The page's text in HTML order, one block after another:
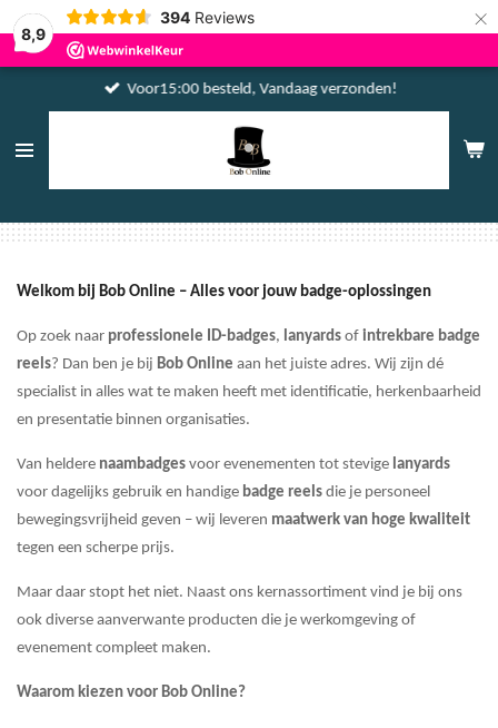
8,9
394 Reviews ×
Voor15:00 besteld, Vandaag verzonden!
Welkom bij Bob Online – Alles voor jouw badge-oplossingen
Op zoek naar professionele ID-badges, lanyards of intrekbare badge
reels? Dan ben je bij Bob Online aan het juiste adres. Wij zijn dé
specialist in alles wat te maken heeft met identificatie, herkenbaarheid
en presentatie binnen organisaties.
Van heldere naambadges voor evenementen tot stevige lanyards
voor dagelijks gebruik en handige badge reels die je personeel
bewegingsvrijheid geven – wij leveren maatwerk van hoge kwaliteit
tegen een scherpe prijs.
Maar daar stopt het niet. Naast ons kernassortiment vind je bij ons
ook diverse aanverwante producten die je werkomgeving of
evenement compleet maken.
Waarom kiezen voor Bob Online?